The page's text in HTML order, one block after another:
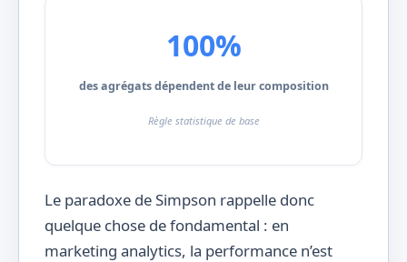
100%
des agrégats dépendent de leur composition
Règle statistique de base
Le paradoxe de Simpson rappelle donc
quelque chose de fondamental : en
marketing analytics, la performance n’est